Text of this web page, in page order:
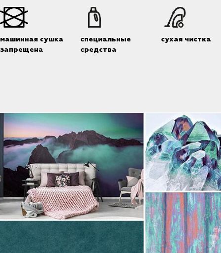
машинная сушка
запрещена
специальные
средства
сухая чистка